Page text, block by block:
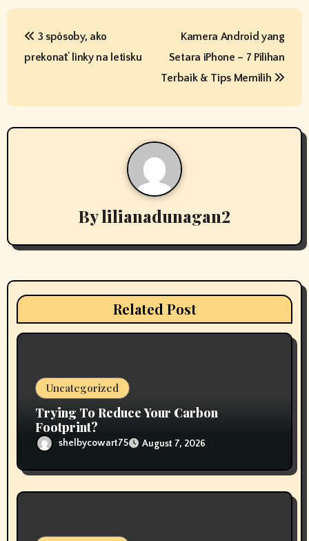
P
t
n
g
a
3 spôsoby, ako
prekonať linky na letisku
Kamera Android yang
Setara iPhone – 7 Pilihan
Terbaik & Tips Memilih
Bylilianadunagan2
Related Post
Uncategorized
Trying To Reduce Your Carbon
Footprint?
shelbycowart75 August 7, 2026